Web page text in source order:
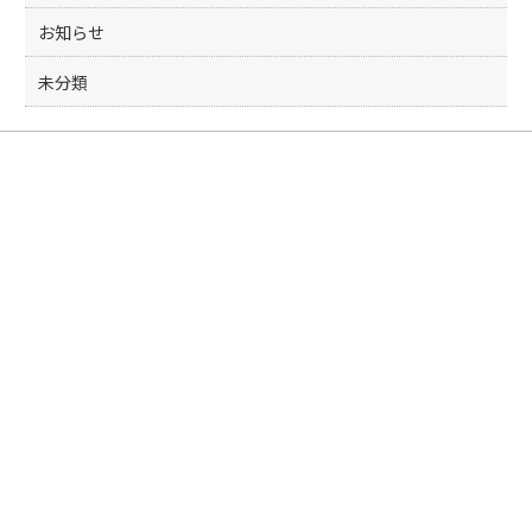
お知らせ
未分類